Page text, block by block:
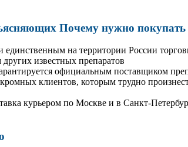
Почему нужно покупать
на территории России
известных препаратов
официальным поставщиком
клиентов, которым трудно
курьером по Москве и в Санкт-